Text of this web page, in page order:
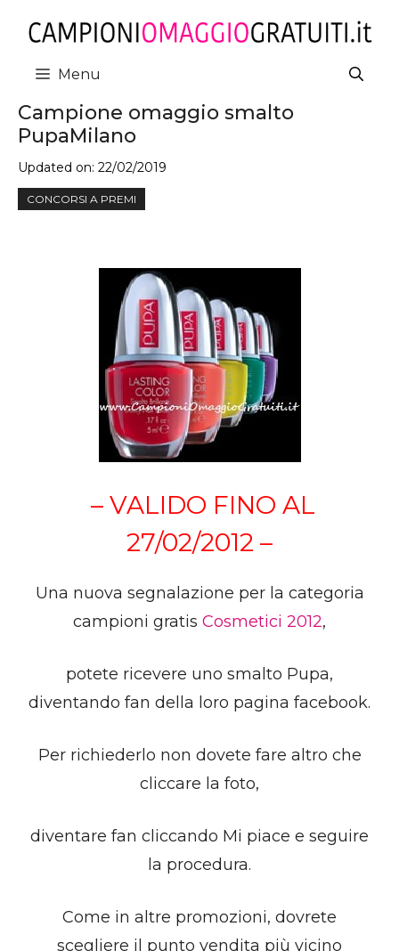
contenuto
Menu
Campione omaggio smalto
PupaMilano
Updated on: 22/02/2019
CONCORSI A PREMI
– VALIDO FINO AL
27/02/2012 –
Una nuova segnalazione per la categoria
campioni gratis Cosmetici 2012,
potete ricevere uno smalto Pupa,
diventando fan della loro pagina facebook.
Per richiederlo non dovete fare altro che
cliccare la foto,
diventare fan cliccando Mi piace e seguire
la procedura.
Come in altre promozioni, dovrete
scegliere il punto vendita più vicino